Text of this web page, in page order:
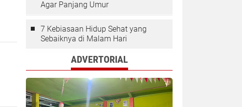
Agar Panjang Umur
7 Kebiasaan Hidup Sehat yang
Sebaiknya di Malam Hari
ADVERTORIAL